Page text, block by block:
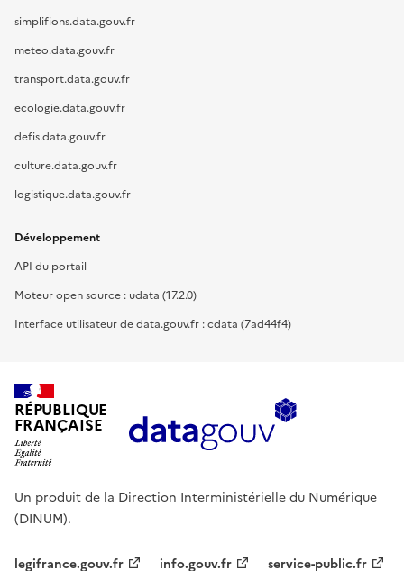
simplifions.data.gouv.fr
meteo.data.gouv.fr
transport.data.gouv.fr
ecologie.data.gouv.fr
defis.data.gouv.fr
culture.data.gouv.fr
logistique.data.gouv.fr
Développement
API du portail
Moteur open source : udata (17.2.0)
Interface utilisateur de data.gouv.fr : cdata (7ad44f4)
RÉPUBLIQUE
FRANÇAISE
Un produit de la Direction Interministérielle du Numérique
(DINUM).
legifrance.gouv.fr info.gouv.fr service-public.fr